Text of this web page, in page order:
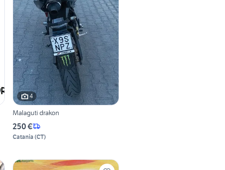
4
Malaguti drakon
250 €
Catania (CT)